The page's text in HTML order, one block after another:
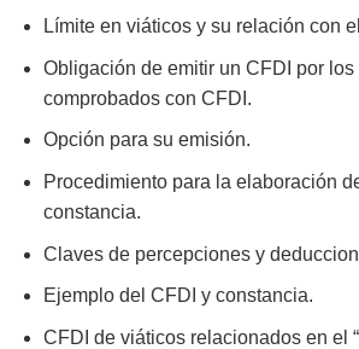
Límite en viáticos y su relación con
Obligación de emitir un CFDI por los
comprobados con CFDI.
Opción para su emisión.
Procedimiento para la elaboración
constancia.
Claves de percepciones y
Ejemplo del CFDI y constancia.
CFDI de viáticos relacionados en el